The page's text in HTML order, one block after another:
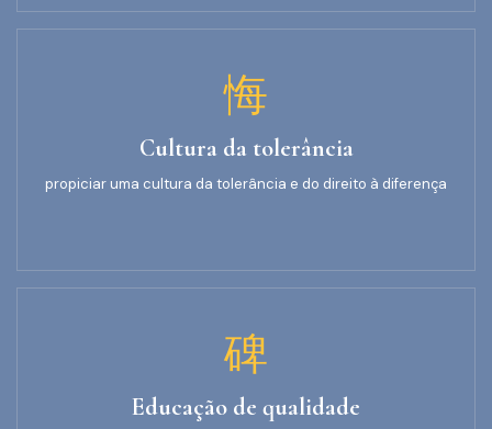
Cultura da tolerância
propiciar uma cultura da tolerância e do direito à diferença
Educação de qualidade